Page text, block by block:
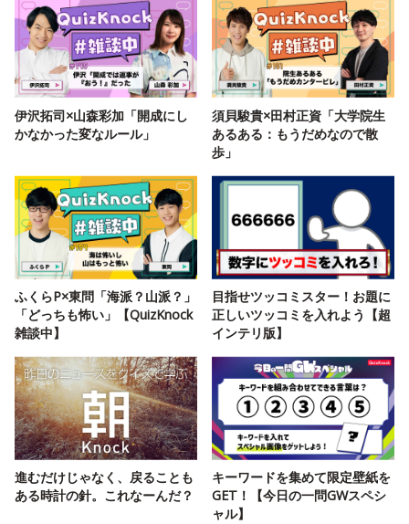
伊沢拓司×山森彩加「開成にし
かなかった変なルール」
須貝駿貴×田村正資「大学院生
あるある：もうだめなので散
歩」
ふくらP×東問「海派？山派？」
「どっちも怖い」【QuizKnock
雑談中】
目指せツッコミスター！お題に
正しいツッコミを入れよう【超
インテリ版】
進むだけじゃなく、戻ることも
ある時計の針。これなーんだ？
キーワードを集めて限定壁紙を
GET！【今日の一問GWスペシ
ャル】